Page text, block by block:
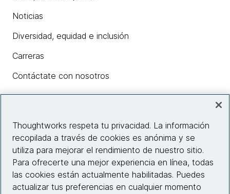
Noticias
Diversidad, equidad e inclusión
Carreras
Contáctate con nosotros
Información del sitio web
Conecta con nosotros
Thoughtworks respeta tu privacidad. La información
recopilada a través de cookies es anónima y se
utiliza para mejorar el rendimiento de nuestro sitio.
Para ofrecerte una mejor experiencia en línea, todas
las cookies están actualmente habilitadas. Puedes
actualizar tus preferencias en cualquier momento